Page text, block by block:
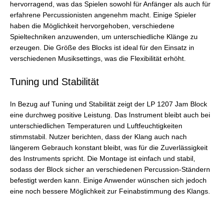
hervorragend, was das Spielen sowohl für Anfänger als auch für
erfahrene Percussionisten angenehm macht. Einige Spieler
haben die Möglichkeit hervorgehoben, verschiedene
Spieltechniken anzuwenden, um unterschiedliche Klänge zu
erzeugen. Die Größe des Blocks ist ideal für den Einsatz in
verschiedenen Musiksettings, was die Flexibilität erhöht.
Tuning und Stabilität
In Bezug auf Tuning und Stabilität zeigt der LP 1207 Jam Block
eine durchweg positive Leistung. Das Instrument bleibt auch bei
unterschiedlichen Temperaturen und Luftfeuchtigkeiten
stimmstabil. Nutzer berichten, dass der Klang auch nach
längerem Gebrauch konstant bleibt, was für die Zuverlässigkeit
des Instruments spricht. Die Montage ist einfach und stabil,
sodass der Block sicher an verschiedenen Percussion-Ständern
befestigt werden kann. Einige Anwender wünschen sich jedoch
eine noch bessere Möglichkeit zur Feinabstimmung des Klangs.